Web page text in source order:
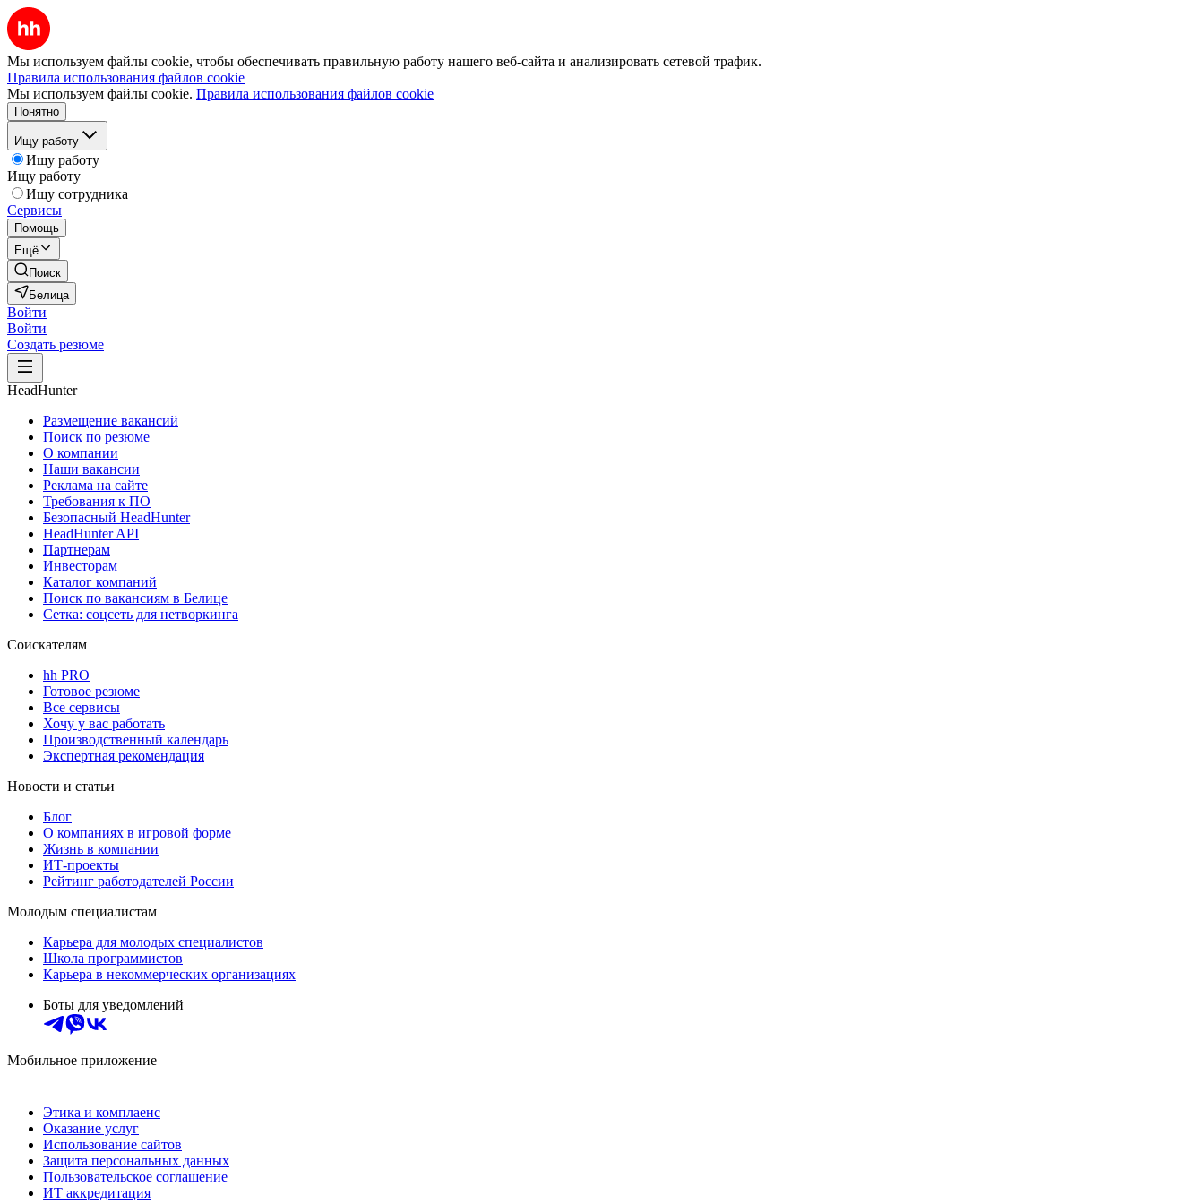
Мы используем файлы cookie, чтобы обеспечивать правильную работу нашего веб-сайта и анализировать сетевой трафик.
Правила использования файлов cookie
Мы используем файлы cookie. Правила использования файлов cookie
Понятно
Ищу работу
Ищу работу
Ищу работу
Ищу сотрудника
Сервисы
Помощь
Ещё
Поиск
Белица
Войти
Войти
Создать резюме
HeadHunter
Размещение вакансий
Поиск по резюме
О компании
Наши вакансии
Реклама на сайте
Требования к ПО
Безопасный HeadHunter
HeadHunter API
Партнерам
Инвесторам
Каталог компаний
Поиск по вакансиям в Белице
Сетка: соцсеть для нетворкинга
Соискателям
hh PRO
Готовое резюме
Все сервисы
Хочу у вас работать
Производственный календарь
Экспертная рекомендация
Новости и статьи
Блог
О компаниях в игровой форме
Жизнь в компании
ИТ-проекты
Рейтинг работодателей России
Молодым специалистам
Карьера для молодых специалистов
Школа программистов
Карьера в некоммерческих организациях
Боты для уведомлений
Мобильное приложение
Этика и комплаенс
Оказание услуг
Использование сайтов
Защита персональных данных
Пользовательское соглашение
ИТ аккредитация